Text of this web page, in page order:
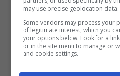
questa tendenza di
parole in dialetto
non sia campana, ma la
come anche il padre
may use precise geolocation data.
Some vendors may process your
of legitimate interest, which you
your options below. Look for a
or in the site menu to manage or
and cookie settings.